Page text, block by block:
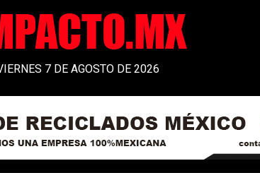
7 DE AGOSTO DE 2026